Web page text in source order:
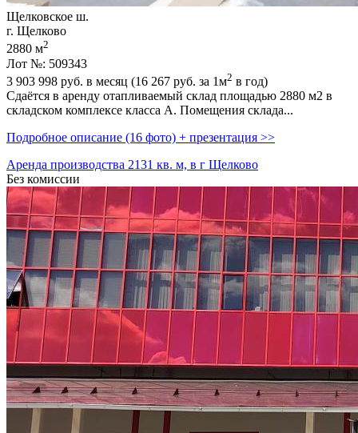
Щелковское ш.
г. Щелково
2880 м2
Лот №: 509343
3 903 998 руб. в месяц (16 267 руб. за 1м2 в год)
Сдаётся в аренду отапливаемый склад площадью 2880 м2 в
складском комплексе класса А. Помещения склада...
Подробное описание (16 фото) + презентация >>
Аренда производства 2131 кв. м, в г Щелково
Без комиссии